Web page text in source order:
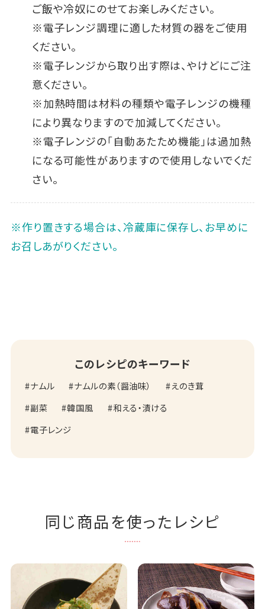
ご飯や冷奴にのせてお楽しみください。
※電子レンジ調理に適した材質の器をご使用
ください。
※電子レンジから取り出す際は、やけどにご注
意ください。
※加熱時間は材料の種類や電子レンジの機種
により異なりますので加減してください。
※電子レンジの「自動あたため機能」は過加熱
になる可能性がありますので使用しないでくだ
さい。
※作り置きする場合は、冷蔵庫に保存し、お早めに
お召しあがりください。
このレシピのキーワード
ナムル ナムルの素（醤油味）
えのき茸
副菜
韓国風
和える・漬ける
電子レンジ
同じ商品を使ったレシピ